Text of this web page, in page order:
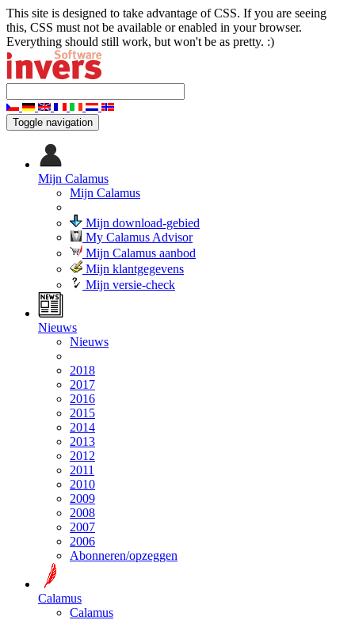
This site is designed to take advantage of CSS. If you are seeing
this, CSS must not be available or enabled in your browser.
Everything should still work, but won't be as pretty. :)
Toggle navigation
Mijn Calamus
Mijn Calamus
Mijn download-gebied
My Calamus Advisor
Mijn Calamus aanbod
Mijn klantgegevens
Mijn versie-check
Nieuws
Nieuws
2018
2017
2016
2015
2014
2013
2012
2011
2010
2009
2008
2007
2006
Abonneren/opzeggen
Calamus
Calamus